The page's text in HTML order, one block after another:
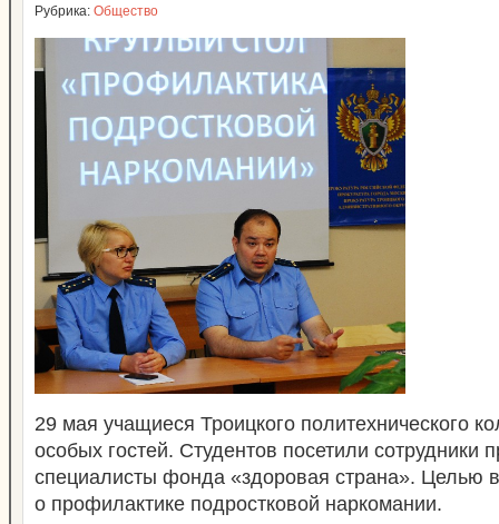
Рубрика: Общество
29 мая учащиеся Троицкого политехнического
особых гостей. Студентов посетили сотрудники
специалисты фонда «здоровая страна». Целью
о профилактике подростковой наркомании.